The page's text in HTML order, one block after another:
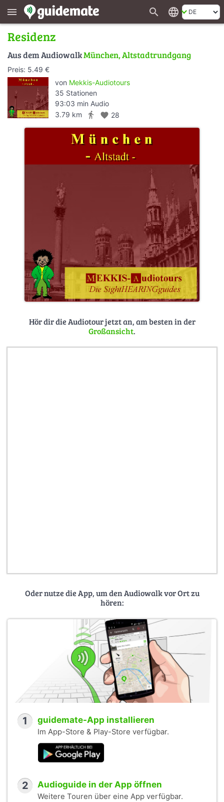
menu search language
Residenz
Aus dem AudiowalkMünchen, Altstadtrundgang
Preis: 5.49 €
von Mekkis-Audiotours
35 Stationen
93:03 min Audio
3.79 km
directions_walk favorite 28
Hör dir die Audiotour jetzt an, am besten in der
Großansicht.
Oder nutze die App, um den Audiowalk vor Ort zu
hören:
1 guidemate-App installieren
Im App-Store & Play-Store verfügbar.
2 Audioguide in der App öffnen
Weitere Touren über eine App verfügbar.